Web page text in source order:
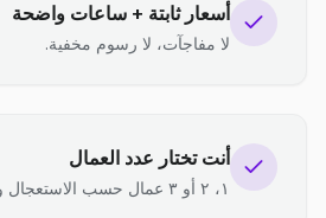
أسعار ثابتة + ساعات واضحة
لا مفاجآت، لا رسوم مخفية.
أنت تختار عدد العمال
١، ٢ أو ٣ عمال حسب الاستعجال وحجم المنزل.